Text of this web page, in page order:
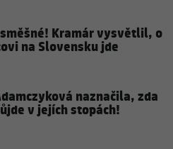
Kramár vysvětlil, o
na Slovensku jde
naznačila, zda
v jejích stopách!